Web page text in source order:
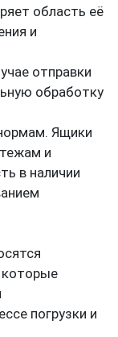
область её
и
отправки
обработку
Ящики
и
в наличии
которые
погрузки и